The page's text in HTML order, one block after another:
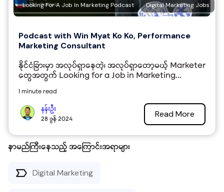
နာမည်ကြီးနေသည့် အကြောင်းအရာများ
Digital Marketing
Looking For A Job In Marketing Podcast
Digital Marketing Jobs
Podcast with Win Myat Ko Ko, Performance
Marketing Consultant
နိုင်ငံခြားမှာ အလုပ်ရှာနေတဲ့၊ အလုပ်ရှာတော့မယ့် Marketer
တွေအတွက် Looking for a Job in Marketing...
1 minute read
နန်းဦး
28 ဇွန် 2024
Read More